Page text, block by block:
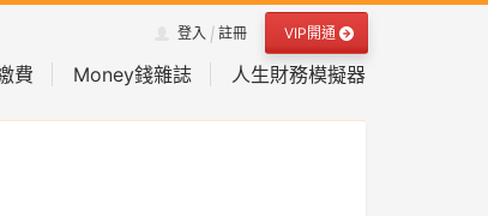
費 Money錢雜誌 人生財務模擬器
登入 | 註冊 VIP開通